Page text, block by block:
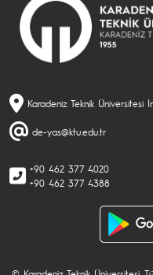
Karadeniz Teknik Üniversitesi
de-yas@ktu.edu.tr
+90 462 377 4020
+90 462 377 4388